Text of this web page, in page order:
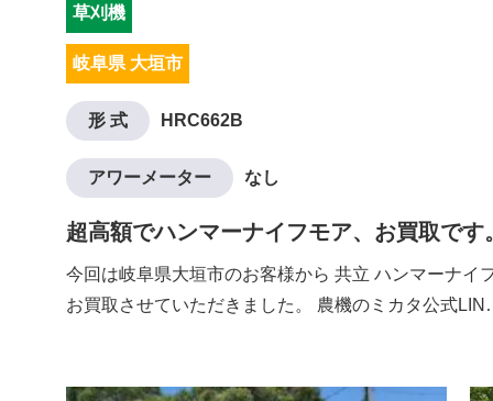
草刈機
岐阜県 大垣市
形 式 HRC662B
アワーメーター なし
超高額でハンマーナイフモア、お買取です
今回は岐阜県大垣市のお客様から 共立 ハンマーナイ
お買取させていただきました。 農機のミカタ公式